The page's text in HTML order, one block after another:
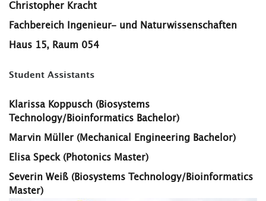
Christopher Kracht
Fachbereich Ingenieur- und Naturwissenschaften
Haus 15, Raum 054
Student Assistants
Klarissa Koppusch (Biosystems
Technology/Bioinformatics Bachelor)
Marvin Müller (Mechanical Engineering Bachelor)
Elisa Speck (Photonics Master)
Severin Weiß (Biosystems Technology/Bioinformatics
Master)